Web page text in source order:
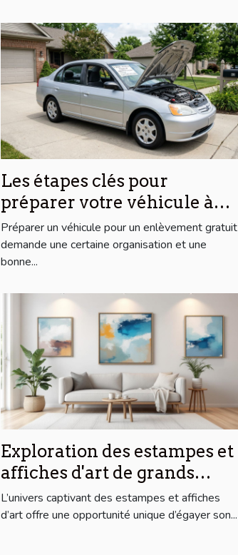
Les étapes clés pour
préparer votre véhicule à
l'enlèvement gratuit
Préparer un véhicule pour un enlèvement gratuit
demande une certaine organisation et une
bonne...
Exploration des estampes et
affiches d'art de grands
artistes modernes à prix
abordables
L’univers captivant des estampes et affiches
d’art offre une opportunité unique d’égayer son...